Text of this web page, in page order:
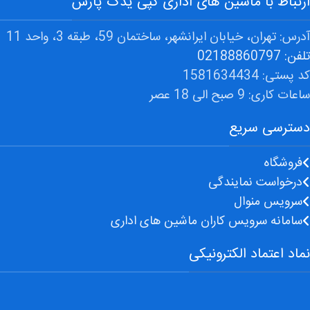
نماد اعتماد الکترونیکی
دسترسی سریع
فروشگاه
درخواست نمایندگی
سرویس منوال
سامانه سرویس کاران ماشین های اداری
آدرس: تهران، خیابان ایرانشهر، ساختمان 59، طبقه 3، واحد 11
تلفن: 02188860797
کد پستی: 1581634434
ساعات کاری: 9 صبح الی 18 عصر